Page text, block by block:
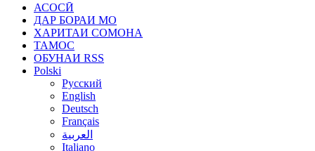
АСОСӢ
ДАР БОРАИ МО
ХАРИТАИ СОМОНА
ТАМОС
ОБУНАИ RSS
Polski
Русский
English
Deutsch
Français
العربية
Italiano